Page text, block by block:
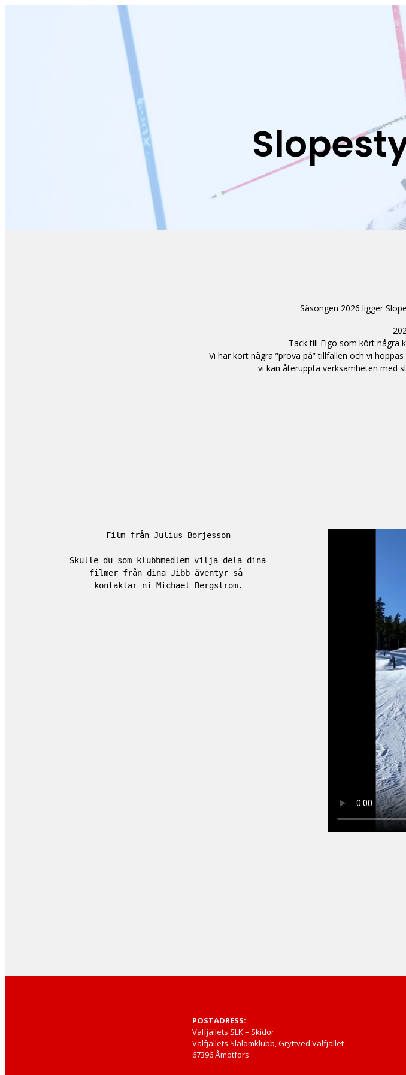
Säsongen 2026 ligger
Tack till Figo som kört några
Vi har kört några ”prova på” tillfällen och vi
vi kan återuppta verksamheten med
Film från Julius Börjesson
Skulle du som klubbmedlem vilja dela dina
filmer från dina Jibb äventyr så
kontaktar ni Michael Bergström.
POSTADRESS:
Valfjällets SLK – Skidor
Valfjällets Slalomklubb, Gryttved Valfjället
67396 Åmotfors